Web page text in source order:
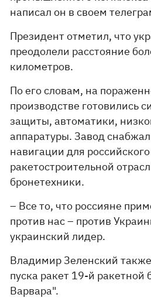
написал он в своем
Президент отметил, что
преодолели расстояние
километров.
По его словам, на
производстве готовились
защиты, автоматики,
аппаратуры. Завод
навигации для
ракетостроительной
бронетехники.
– Все то, что россияне
против нас – против
украинский лидер.
Владимир Зеленский
пуска ракет 19-й ракетной
Варвара".